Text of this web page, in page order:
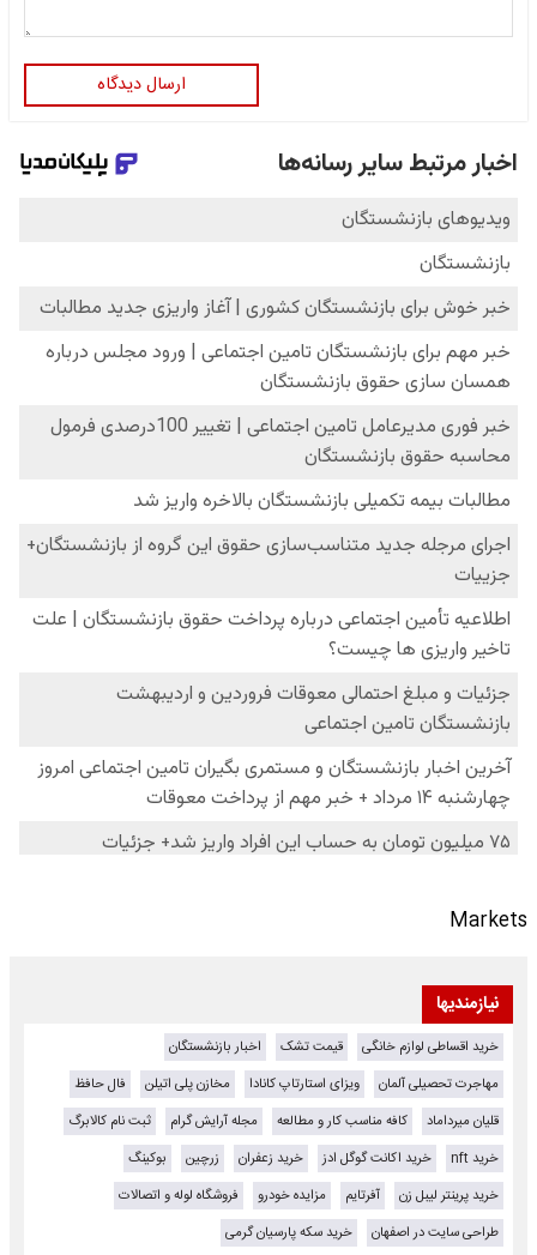
ارسال دیدگاه
Markets
نیازمندیها
خرید اقساطی لوازم خانگی قیمت تشک
اخبار بازنشستگان
مهاجرت تحصیلی آلمان
ویزای استارتاپ کانادا مخازن پلی اتیلن
فال حافظ
قلیان میرداماد
کافه مناسب کار و مطالعه مجله آرایش گرام
ثبت نام کالابرگ
خرید nft
خرید اکانت گوگل ادز خرید زعفران زرچین
بوکینگ
خرید پرینتر لیبل زن
آفرتایم مزایده خودرو
فروشگاه لوله و اتصالات
طراحی سایت در اصفهان
خرید سکه پارسیان گرمی